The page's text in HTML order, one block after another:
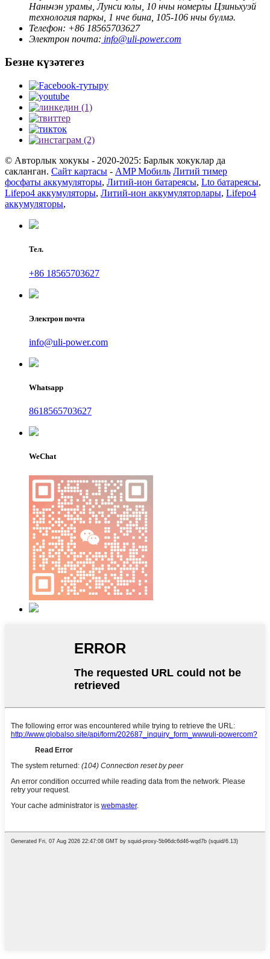
Наньчэн урамы, Лунси юлы, 10 нчы номерлы Цзиньхуэй
технология паркы, 1 нче бина, 105-106 нчы бүлмә.
Телефон: +86 18565703627
Электрон почта: info@uli-power.com
Безне күзәтегез
© Авторлык хокукы - 2020-2025: Барлык хокуклар да
сакланган. Сайт картасы - AMP Мобиль Литий тимер
фосфаты аккумуляторы, Литий-ион батареясы, Lto батареясы,
Lifepo4 аккумуляторы, Литий-ион аккумуляторлары, Lifepo4
аккумуляторы,
Тел.
+86 18565703627
Электрон почта
info@uli-power.com
Whatsapp
8618565703627
WeChat